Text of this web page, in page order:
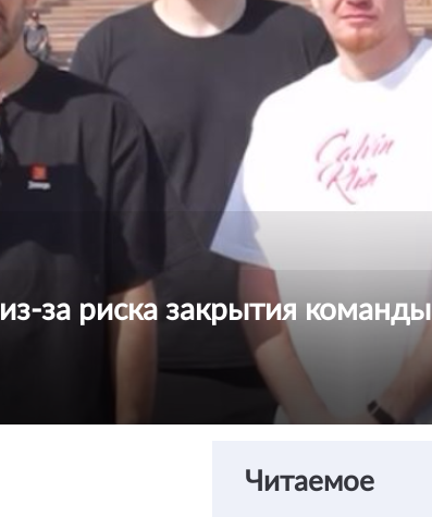
за риска закрытия команды
Читаемое